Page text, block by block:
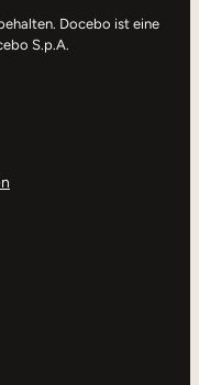
Docebo ist eine
S.p.A.